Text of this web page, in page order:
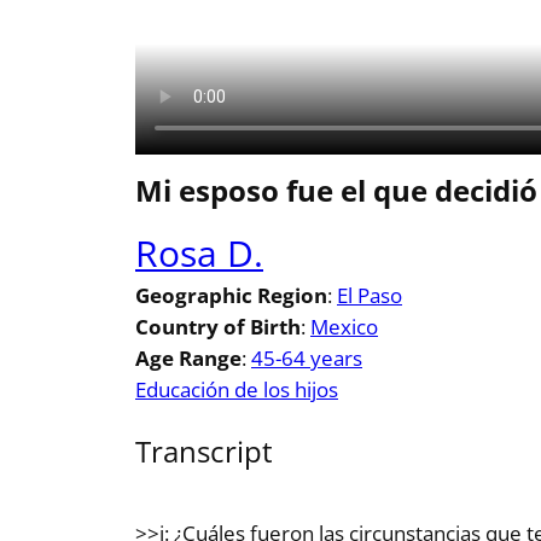
Mi esposo fue el que
Rosa D.
Geographic Region: El Paso
Country of Birth: Mexico
Age Range:45-64 years
Educación de los hijos
Transcript
>>i: ¿Cuáles fueron las circunstancias que